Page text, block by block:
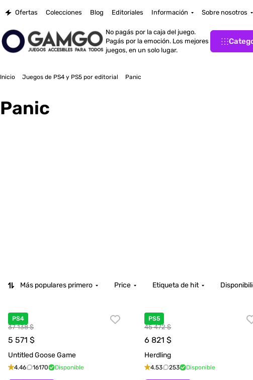
Ofertas Colecciones Blog Editoriales Información Sobre nosotros
No pagás por la caja del juego.
Pagás por la emoción. Los mejores
juegos, en un solo lugar.
Inicio Juegos de PS4 y PS5 por editorial Panic
Panic
Más populares primero Price Etiqueta de hit
PS4
37 138 $
5 571 $
Untitled Goose Game
4.46 16170 Disponible
PS5
45 472 $
6 821$
Herdling
4.53 253 Disponible